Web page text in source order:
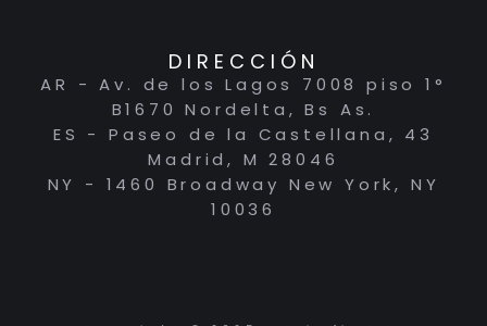
DIRECCIÓN
AR - Av. de los Lagos 7008 piso 1°
B1670 Nordelta, Bs As.
ES - Paseo de la Castellana, 43
Madrid, M 28046
NY - 1460 Broadway New York, NY
10036